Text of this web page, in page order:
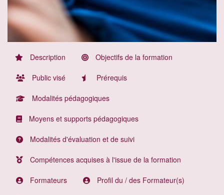
Description Objectifs de la formation
Public visé Prérequis
Modalités pédagogiques
Moyens et supports pédagogiques
Modalités d'évaluation et de suivi
Compétences acquises à l'issue de la formation
Formateurs Profil du / des Formateur(s)